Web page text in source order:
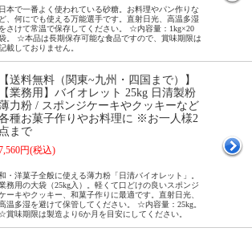
日本で一番よく使われている砂糖。お料理やパン作りな
ど、何にでも使える万能選手です。直射日光、高温多湿
をさけて常温で保存してください。 ☆内容量：1kg×20
。 ☆本品は長期保存可能な食品ですので、賞味期限は
載しておりません。
【送料無料（関東~九州・四国まで）】
【業務用】バイオレット 25kg 日清製粉
力粉 / スポンジケーキやクッキーなど
種お菓子作りやお料理に ※お一人様2
点まで
円(税込)
・洋菓子全般に使える薄力粉「日清バイオレット」。
務用の大袋（25kg入）。軽くて口どけの良いスポンジ
ーキやクッキー、和菓子作りに最適です。直射日光、
温多湿を避けて保管してください。 ☆内容量：25kg。
☆賞味期限は製造より6か月を目安にしてください。